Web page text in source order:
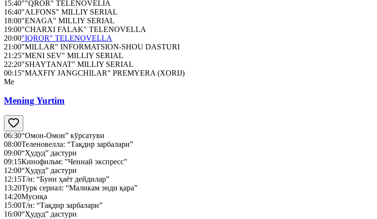
15:40""QROR" TELENOVELIA
16:40"ALFONS" MILLIY SERIAL
18:00"ENAGA" MILLIY SERIAL
19:00"CHARXI FALAK" TELENOVELLA
20:00"IQROR" TELENOVELLA
21:00"MILLAR" INFORMATSION-SHOU DASTURI
21:25"MENI SEV" MILLIY SERIAL
22:20"SHAYTANAT" MILLIY SERIAL
00:15"MAXFIY JANGCHILAR" PREMYERA (XORIJ)
Me
Mening Yurtim
06:30“Омон-Омон” кўрсатуви
08:00Теленовелла: “Тақдир зарбалари”
09:00“Ҳудуд” дастури
09:15Кинофильм: "Ченнай экспресс"
12:00“Ҳудуд” дастури
12:15Т/н: “Буни ҳаёт дейдилар”
13:20Турк сериал: “Маликам энди қара”
14:20Мусиқа
15:00Т/н: “Тақдир зарбалари”
16:00“Ҳудуд” дастури